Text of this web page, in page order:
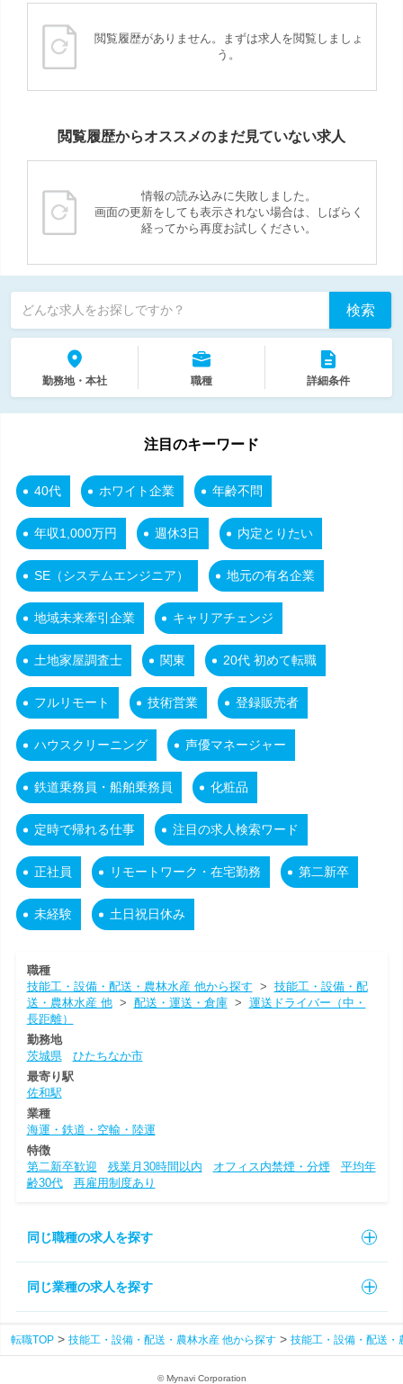
閲覧履歴がありません。まずは求人を閲覧しましょ
う。
閲覧履歴からオススメのまだ見ていない求人
情報の読み込みに失敗しました。
画面の更新をしても表示されない場合は、しばらく
経ってから再度お試しください。
どんな求人をお探しですか？ 検索
勤務地・本社 職種 詳細条件
注目のキーワード
40代 ホワイト企業 年齢不問
年収1,000万円 週休3日 内定とりたい
SE（システムエンジニア） 地元の有名企業
地域未来牽引企業 キャリアチェンジ
土地家屋調査士 関東 20代 初めて転職
フルリモート 技術営業 登録販売者
ハウスクリーニング 声優マネージャー
鉄道乗務員・船舶乗務員 化粧品
定時で帰れる仕事 注目の求人検索ワード
正社員 リモートワーク・在宅勤務 第二新卒
未経験 土日祝日休み
職種
技能工・設備・配送・農林水産 他から探す > 技能工・設備・配
送・農林水産 他> 配送・運送・倉庫> 運送ドライバー（中・
長距離）
勤務地
茨城県
ひたちなか市
最寄り駅
佐和駅
業種
海運・鉄道・空輸・陸運
特徴
第二新卒歓迎
残業月30時間以内 オフィス内禁煙・分煙
平均年
齢30代
再雇用制度あり
同じ職種の求人を探す
同じ業種の求人を探す
転職TOP 技能工・設備・配送・農林水産 他から探す 技能工・設備・配送・
© Mynavi Corporation